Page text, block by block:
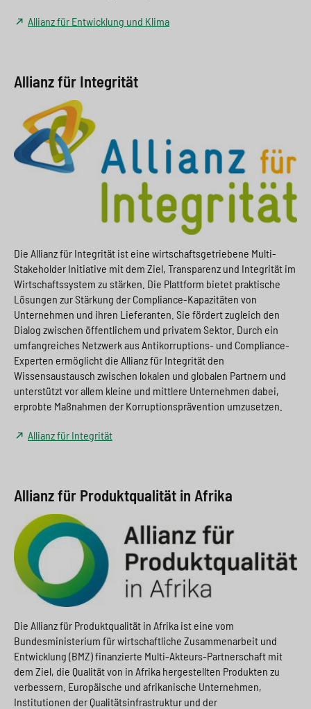
Allianz für Entwicklung und Klima
Allianz für Integrität
Die Allianz für Integrität ist eine wirtschaftsgetriebene Multi-
Stakeholder Initiative mit dem Ziel, Transparenz und Integrität im
Wirtschaftssystem zu stärken. Die Plattform bietet praktische
Lösungen zur Stärkung der Compliance-Kapazitäten von
Unternehmen und ihren Lieferanten. Sie fördert zugleich den
Dialog zwischen öffentlichem und privatem Sektor. Durch ein
umfangreiches Netzwerk aus Antikorruptions- und Compliance-
Experten ermöglicht die Allianz für Integrität den
Wissensaustausch zwischen lokalen und globalen Partnern und
unterstützt vor allem kleine und mittlere Unternehmen dabei,
erprobte Maßnahmen der Korruptionsprävention umzusetzen.
Allianz für Integrität
Allianz für Produktqualität in Afrika
Die Allianz für Produktqualität in Afrika ist eine vom
Bundesministerium für wirtschaftliche Zusammenarbeit und
Entwicklung (BMZ) finanzierte Multi-Akteurs-Partnerschaft mit
dem Ziel, die Qualität von in Afrika hergestellten Produkten zu
verbessern. Europäische und afrikanische Unternehmen,
Institutionen der Qualitätsinfrastruktur und der